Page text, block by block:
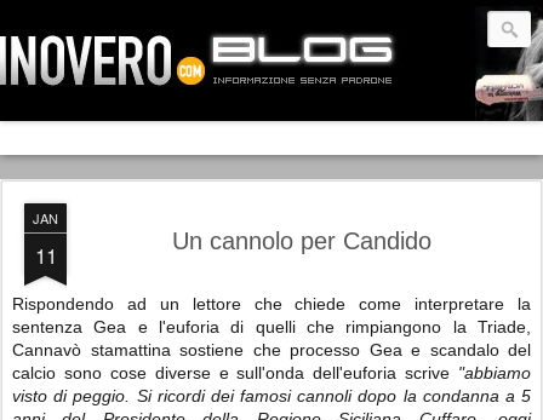
JAN
11 Un cannolo per Candido
Rispondendo ad un lettore che chiede come interpretare la
sentenza Gea e l'euforia di quelli che rimpiangono la Triade,
Cannavò stamattina sostiene che processo Gea e scandalo del
calcio sono cose diverse e sull'onda dell'euforia scrive "abbiamo
visto di peggio. Si ricordi dei famosi cannoli dopo la condanna a 5